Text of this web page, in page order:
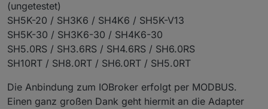
(ungetestet)
SH5K-20 / SH3K6 / SH4K6 / SH5K-V13
SH5K-30 / SH3K6-30 / SH4K6-30
SH5.0RS / SH3.6RS / SH4.6RS / SH6.0RS
SH10RT / SH8.0RT / SH6.0RT / SH5.0RT
Die Anbindung zum IOBroker erfolgt per MODBUS.
Einen ganz großen Dank geht hiermit an die Adapter